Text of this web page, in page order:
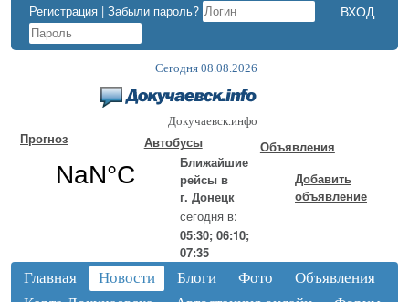
Регистрация | Забыли пароль?
Сегодня 08.08.2026
Докучаевск.инфо
Прогноз
Автобусы
Ближайшие
рейсы в
г. Донецк
сегодня в:
05:30; 06:10;
07:35
Объявления
Добавить
объявление
Главная Новости Блоги Фото
Объявления